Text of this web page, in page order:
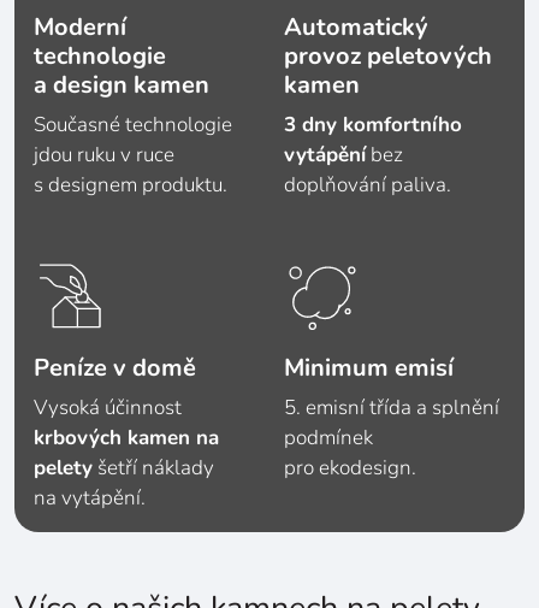
Moderní
technologie
a design kamen
Současné technologie
jdou ruku v ruce
s designem produktu.
Automatický
provoz peletových
kamen
3 dny komfortního
vytápěníbez
doplňování paliva.
Peníze v domě
Vysoká účinnost
krbových kamen na
pelety šetří náklady
na vytápění.
Minimum emisí
5. emisní třída a splnění
podmínek
pro ekodesign.